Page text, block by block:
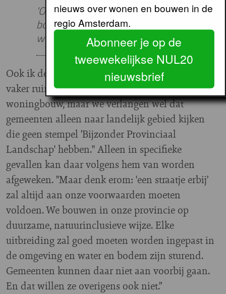
'Op zo’n in onbruik geraakt
boerenerf kunnen één tot drie
woningen worden gebouwd'
Ook ik denk dat we alle dorpen en kernen wat
vaker ruimte kunnen bieden voor extra
woningbouw, maar we verlangen wel dat
gemeenten alleen naar landelijk gebied kijken
die geen stempel 'Bijzonder Provinciaal
Landschap' hebben." Alleen in specifieke
gevallen kan daar volgens hem van worden
afgeweken. "Maar denk erom: 'een straatje erbij’
zal altijd aan onze voorwaarden moeten
voldoen. We bouwen in onze provincie op
duurzame, natuurinclusieve wijze. Elke
uitbreiding zal goed moeten worden ingepast in
de omgeving en water en bodem zijn sturend.
Gemeenten kunnen daar niet aan voorbij gaan.
En dat willen ze overigens ook niet.”
nieuws over wonen en bouwen in de
regio Amsterdam.
Abonneer je op de
tweewekelijkse NUL20
nieuwsbrief